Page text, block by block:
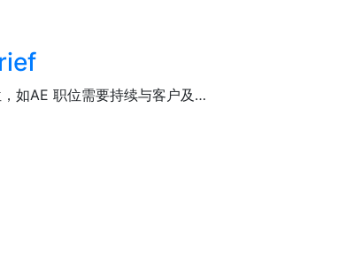
如AE 职位需要持续与客户及…